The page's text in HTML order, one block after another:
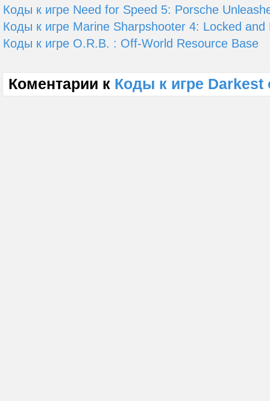
Коды к игре Need for Speed 5: Porsche
Коды к игре Marine Sharpshooter 4: Locked and
Коды к игре O.R.B. : Off-World Resource Base
Коментарии к Коды к игре Darkest